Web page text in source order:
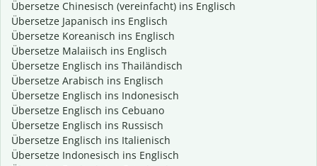
Übersetze Chinesisch (vereinfacht) ins Englisch
Übersetze Japanisch ins Englisch
Übersetze Koreanisch ins Englisch
Übersetze Malaiisch ins Englisch
Übersetze Englisch ins Thailändisch
Übersetze Arabisch ins Englisch
Übersetze Englisch ins Indonesisch
Übersetze Englisch ins Cebuano
Übersetze Englisch ins Russisch
Übersetze Englisch ins Italienisch
Übersetze Indonesisch ins Englisch